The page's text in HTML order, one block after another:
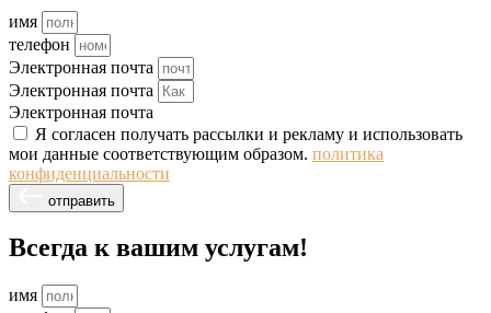
имя
телефон
Электронная почта
Электронная почта
Электронная почта
Я согласен получать рассылки и рекламу и использовать
мои данные соответствующим образом. политика
конфиденциальности
отправить
Всегда к вашим услугам!
имя